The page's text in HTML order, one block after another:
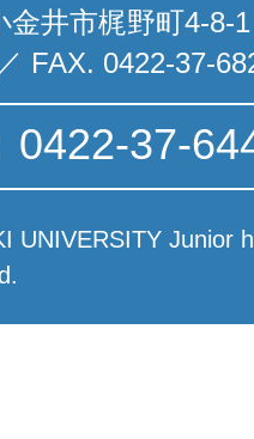
金井市梶野町4-8-1
FAX. 0422-37-
0422-37-
UNIVERSITY Junior